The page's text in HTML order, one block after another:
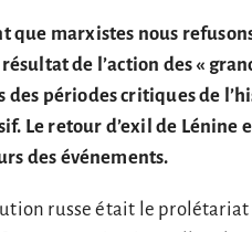
marxistes nous
de l’action des «
des périodes critiques de
Le retour d’exil de Lénine
des événements.
russe était le prolétariat